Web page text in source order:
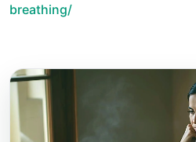
breathing/